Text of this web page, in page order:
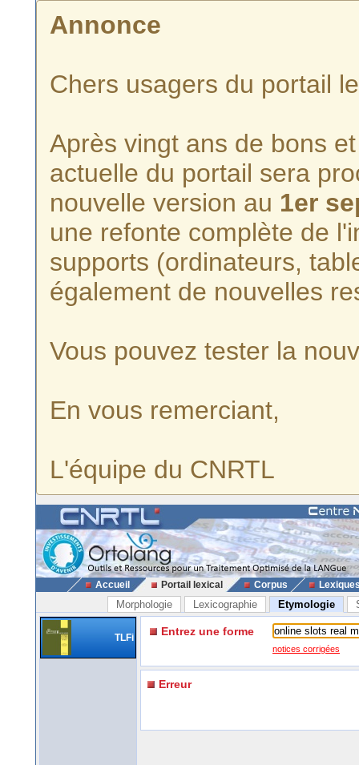
Annonce
Chers usagers du portail
Après vingt ans de bons
actuelle du portail sera
nouvelle version au 1er
une refonte complète de
supports (ordinateurs,
également de nouvelles
Vous pouvez tester la
En vous remerciant,
L'équipe du CNRTL
Accueil Portail lexical Corpus
Morphologie Lexicographie Etymologie
TLFi Entrez une forme
notices corrigées
Erreur